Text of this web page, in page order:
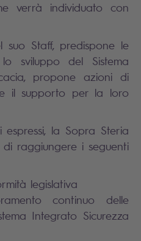
verrà individuato con
suo Staff, predispone le
sviluppo del Sistema
propone azioni di
il supporto per la loro
la Sopra Steria
raggiungere i seguenti
legislativa
continuo delle
Integrato Sicurezza